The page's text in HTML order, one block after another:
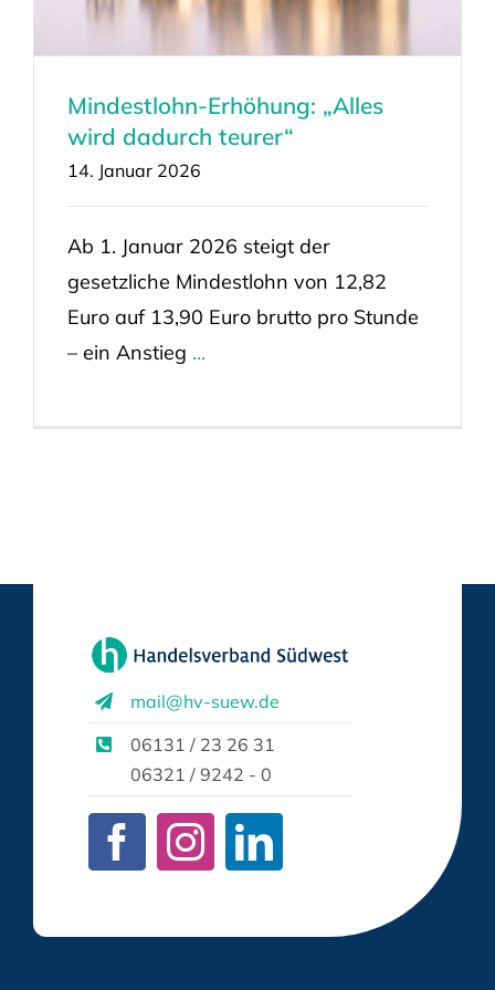
Mindestlohn-Erhöhung: „Alles
wird dadurch teurer“
14. Januar 2026
Ab 1. Januar 2026 steigt der
gesetzliche Mindestlohn von 12,82
Euro auf 13,90 Euro brutto pro Stunde
– ein Anstieg ...
mail@hv-suew.de
06131 / 23 26 31
06321 / 9242 - 0